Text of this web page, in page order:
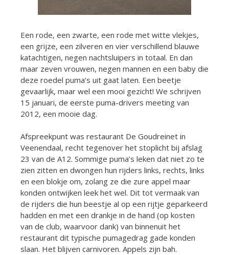
Een rode, een zwarte, een rode met witte vlekjes,
een grijze, een zilveren en vier verschillend blauwe
katachtigen, negen nachtsluipers in totaal. En dan
maar zeven vrouwen, negen mannen en een baby die
deze roedel puma’s uit gaat laten. Een beetje
gevaarlijk, maar wel een mooi gezicht! We schrijven
15 januari, de eerste puma-drivers meeting van
2012, een mooie dag.
Afspreekpunt was restaurant De Goudreinet in
Veenendaal, recht tegenover het stoplicht bij afslag
23 van de A12. Sommige puma’s leken dat niet zo te
zien zitten en dwongen hun rijders links, rechts, links
en een blokje om, zolang ze die zure appel maar
konden ontwijken leek het wel. Dit tot vermaak van
de rijders die hun beestje al op een rijtje geparkeerd
hadden en met een drankje in de hand (op kosten
van de club, waarvoor dank) van binnenuit het
restaurant dit typische pumagedrag gade konden
slaan. Het blijven carnivoren. Appels zijn bah.